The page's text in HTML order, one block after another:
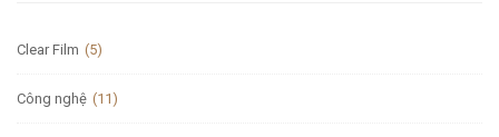
Clear Film (5)
Công nghệ (11)